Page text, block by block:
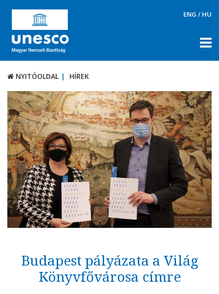
ENG / HU
NYITÓOLDAL HÍREK
RÓLUNK
TÉMÁK
DOKUMENTUMTÁR
PÁLYÁZATOK / DÍJAK
KAPCSOLAT
Adatkezelési tájékoztató Impresszum
Technikai információk
RSS
NYITÓOLDAL HÍREK
Budapest pályázata a Világ
Könyvfővárosa címre